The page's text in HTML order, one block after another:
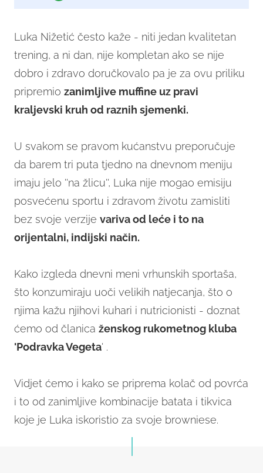
Luka Nižetić često kaže - niti jedan kvalitetan
trening, a ni dan, nije kompletan ako se nije
dobro i zdravo doručkovalo pa je za ovu priliku
pripremio zanimljive muffine uz pravi
kraljevski kruh od raznih sjemenki.
U svakom se pravom kućanstvu preporučuje
da barem tri puta tjedno na dnevnom meniju
imaju jelo ''na žlicu'', Luka nije mogao emisiju
posvećenu sportu i zdravom životu zamisliti
bez svoje verzije variva od leće i to na
orijentalni, indijski način.
Kako izgleda dnevni meni vrhunskih sportaša,
što konzumiraju uoči velikih natjecanja, što o
njima kažu njihovi kuhari i nutricionisti - doznat
ćemo od članica ženskog rukometnog kluba
'Podravka Vegeta' .
Vidjet ćemo i kako se priprema kolač od povrća
i to od zanimljive kombinacije batata i tikvica
koje je Luka iskoristio za svoje browniese.